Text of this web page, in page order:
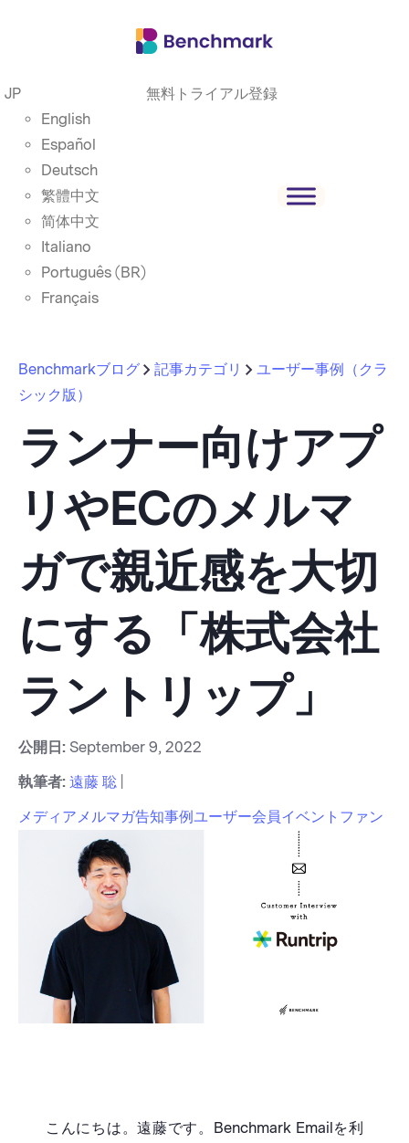
JP
English
Español
Deutsch
繁體中文
简体中文
Italiano
Português (BR)
Français
無料トライアル登録
Benchmarkブログ 記事カテゴリ
ユーザー事例（クラ
シック版）
ランナー向けアプ
リやECのメルマ
ガで親近感を大切
にする「株式会社
ラントリップ」
公開日: September 9, 2022
執筆者: 遠藤 聡
メディア メルマガ告知事例ユーザー会員イベント ファン
こんにちは。遠藤です。Benchmark Emailを利